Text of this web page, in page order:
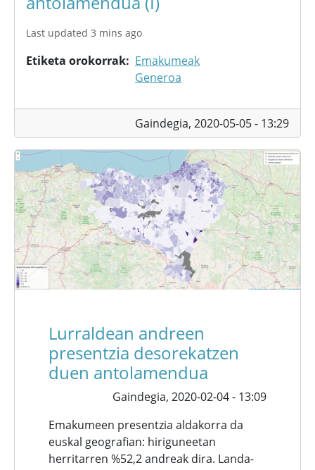
Last updated 3 mins ago
Etiketa orokorrak
Emakumeak
Generoa
Gaindegia, 2020-05-05 - 13:29
Lurraldean andreen
presentzia desorekatzen
duen antolamendua
Gaindegia, 2020-02-04 - 13:09
Emakumeen presentzia aldakorra da
euskal geografian: hiriguneetan
herritarren %52,2 andreak dira. Landa-